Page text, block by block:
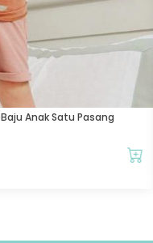
Anak Satu Pasang